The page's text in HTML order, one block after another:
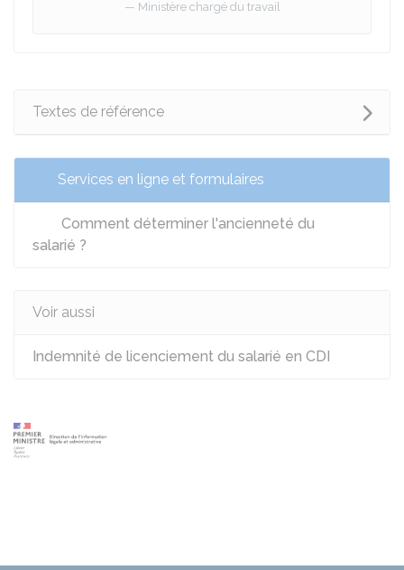
Ministère chargé du travail
Textes de référence
Services en ligne et formulaires
Comment déterminer l'ancienneté du
salarié ?
Voir aussi
Indemnité de licenciement du salarié en CDI